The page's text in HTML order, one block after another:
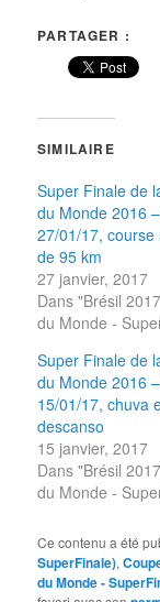
PARTAGER :
SIMILAIRE
Super Finale de
du Monde 2016
27/01/17, course
de 95 km
27 janvier, 2017
Dans "Brésil
du Monde -
Super Finale de
du Monde 2016
15/01/17, chuva
descanso
15 janvier, 2017
Dans "Brésil
du Monde -
Ce contenu a été
SuperFinale),
du Monde -